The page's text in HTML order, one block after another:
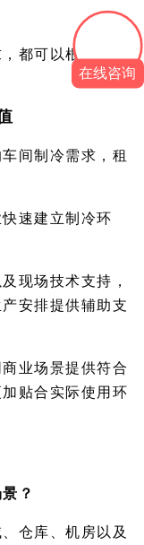
都可以根据现场
间制冷需求，租
速建立制冷环
现场技术支持，
安排提供辅助支
业场景提供符合
贴合实际使用环
？
仓库、机房以及
在线咨询